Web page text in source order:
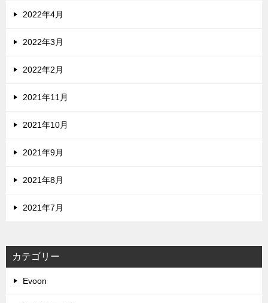
2022年4月
2022年3月
2022年2月
2021年11月
2021年10月
2021年9月
2021年8月
2021年7月
カテゴリー
Evoon